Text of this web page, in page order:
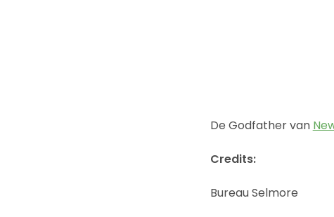
De Godfather van
Credits:
Bureau Selmore